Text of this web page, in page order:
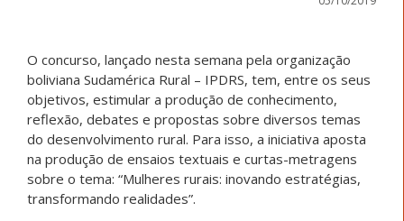
O concurso, lançado nesta semana pela organização
boliviana Sudamérica Rural – IPDRS, tem, entre os seus
objetivos, estimular a produção de conhecimento,
reflexão, debates e propostas sobre diversos temas
do desenvolvimento rural. Para isso, a iniciativa aposta
na produção de ensaios textuais e curtas-metragens
sobre o tema: “Mulheres rurais: inovando estratégias,
transformando realidades”.